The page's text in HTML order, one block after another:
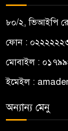
৮০/২, ভিআইপি
ফোন :
মোবাইল :
ইমেইল :
অন্যান্য মেনু